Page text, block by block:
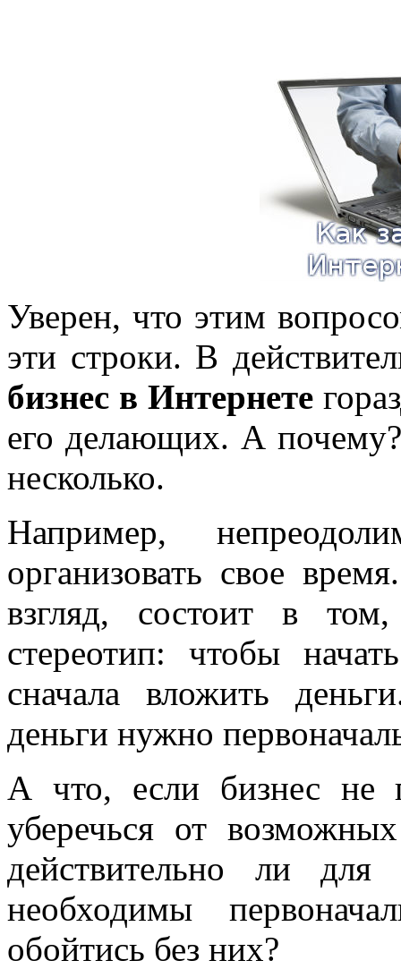
Уверен, что этим
эти строки. В
бизнес в Интернете
его делающих. А
несколько.
Например,
организовать свое
взгляд, состоит в
стереотип: чтобы
сначала вложить
деньги нужно
А что, если бизнес не
уберечься от
действительно ли
необходимы
обойтись без них?